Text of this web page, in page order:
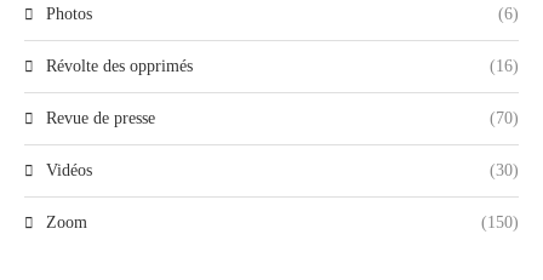
Photos (6)
Révolte des opprimés (16)
Revue de presse (70)
Vidéos (30)
Zoom (150)